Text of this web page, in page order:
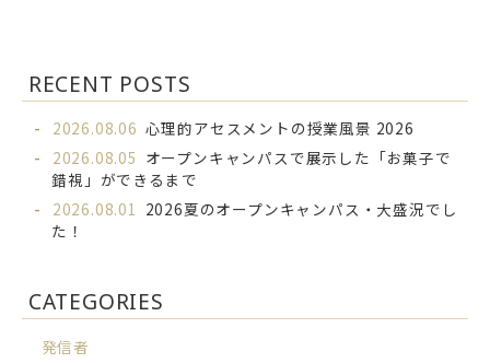
RECENT POSTS
2026.08.06 心理的アセスメントの授業風景 2026
2026.08.05 オープンキャンパスで展示した「お菓子で
錯視」ができるまで
2026.08.01
2026夏のオープンキャンパス・大盛況でし
た！
CATEGORIES
発信者